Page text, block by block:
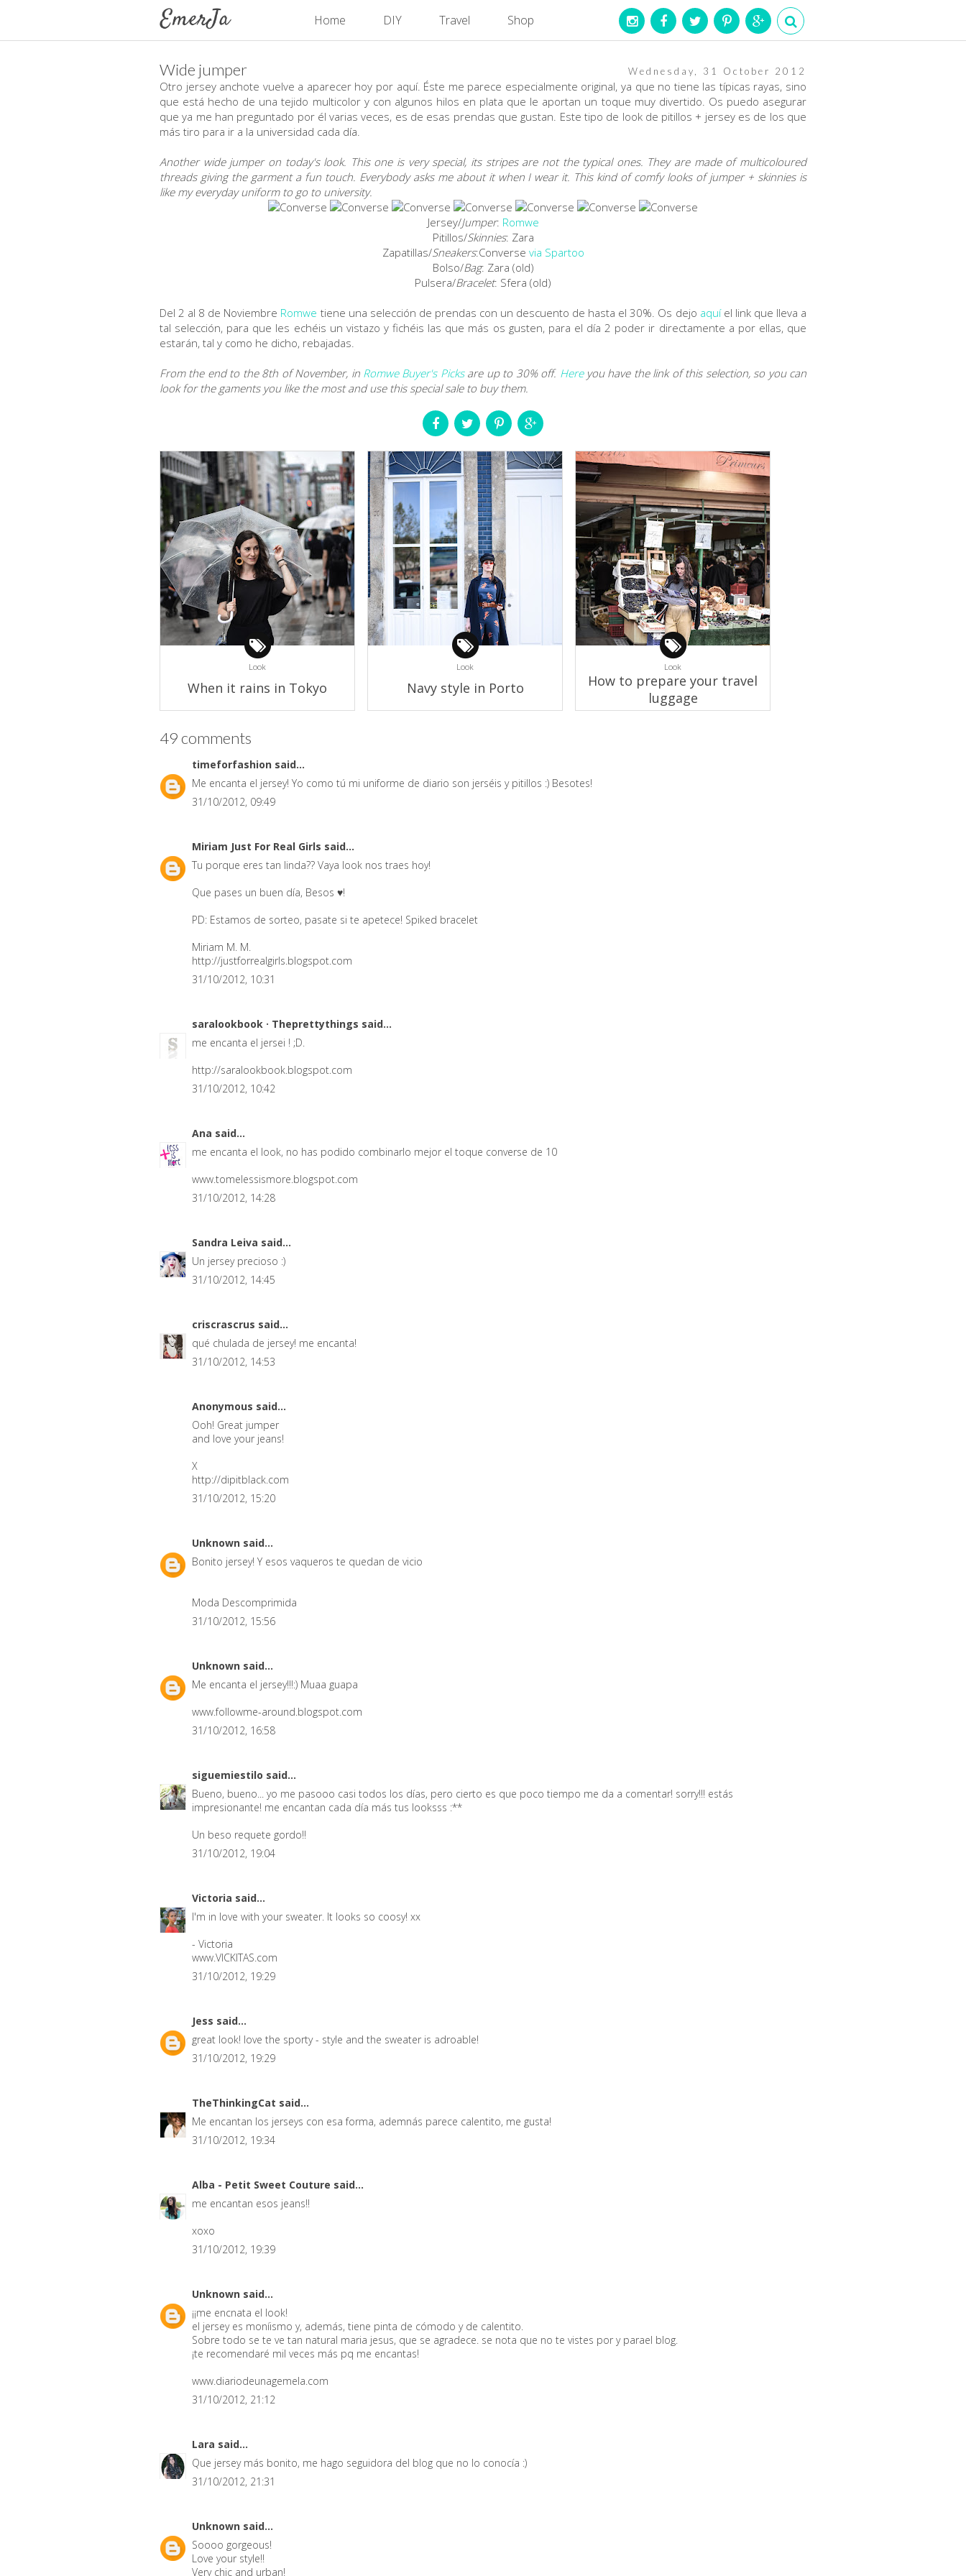
Home DIY Travel Shop
Wednesday, 31 October 2012
Wide jumper
Otro jersey anchote vuelve a aparecer hoy por aquí. Éste me parece especialmente original, ya que no tiene las típicas rayas, sino
que está hecho de una tejido multicolor y con algunos hilos en plata que le aportan un toque muy divertido. Os puedo asegurar
que ya me han preguntado por él varias veces, es de esas prendas que gustan. Este tipo de look de pitillos + jersey es de los que
más tiro para ir a la universidad cada día.
Another wide jumper on today's look. This one is very special, its stripes are not the typical ones. They are made of multicoloured
threads giving the garment a fun touch. Everybody asks me about it when I wear it. This kind of comfy looks of jumper + skinnies is
like my everyday uniform to go to university.
Jersey/Jumper: Romwe
Pitillos/Skinnies: Zara
Zapatillas/Sneakers:Converse via Spartoo
Bolso/Bag: Zara (old)
Pulsera/Bracelet: Sfera (old)
Del 2 al 8 de Noviembre Romwe tiene una selección de prendas con un descuento de hasta el 30%. Os dejo aquíel link que lleva a
tal selección, para que les echéis un vistazo y fichéis las que más os gusten, para el día 2 poder ir directamente a por ellas, que
estarán, tal y como he dicho, rebajadas.
From the end to the 8th of November, in Romwe Buyer's Picksare up to 30% off. Hereyou have the link of this selection, so you can
look for the gaments you like the most and use this special sale to buy them.
Look
When it rains in Tokyo
Look
Navy style in Porto
Look
How to prepare your travel
luggage
49 comments
timeforfashion said...
Me encanta el jersey! Yo como tú mi uniforme de diario son jerséis y pitillos :) Besotes!
31/10/2012, 09:49
Miriam Just For Real Girls said...
Tu porque eres tan linda?? Vaya look nos traes hoy!
Que pases un buen día, Besos ♥!
PD: Estamos de sorteo, pasate si te apetece! Spiked bracelet
Miriam M. M.
http://justforrealgirls.blogspot.com
31/10/2012, 10:31
saralookbook · Theprettythings said...
me encanta el jersei ! ;D.
http://saralookbook.blogspot.com
31/10/2012, 10:42
Ana said...
me encanta el look, no has podido combinarlo mejor el toque converse de 10
www.tomelessismore.blogspot.com
31/10/2012, 14:28
Sandra Leiva said...
Un jersey precioso :)
31/10/2012, 14:45
criscrascrus said...
qué chulada de jersey! me encanta!
31/10/2012, 14:53
Anonymous said...
Ooh! Great jumper
and love your jeans!
X
http://dipitblack.com
31/10/2012, 15:20
Unknown said...
Bonito jersey! Y esos vaqueros te quedan de vicio
Moda Descomprimida
31/10/2012, 15:56
Unknown said...
Me encanta el jersey!!!:) Muaa guapa
www.followme-around.blogspot.com
31/10/2012, 16:58
siguemiestilo said...
Bueno, bueno... yo me pasooo casi todos los días, pero cierto es que poco tiempo me da a comentar! sorry!!! estás
impresionante! me encantan cada día más tus looksss :**
Un beso requete gordo!!
31/10/2012, 19:04
Victoria said...
I'm in love with your sweater. It looks so coosy! xx
- Victoria
www.VICKITAS.com
31/10/2012, 19:29
Jess said...
great look! love the sporty - style and the sweater is adroable!
31/10/2012, 19:29
TheThinkingCat said...
Me encantan los jerseys con esa forma, ademnás parece calentito, me gusta!
31/10/2012, 19:34
Alba - Petit Sweet Couture said...
me encantan esos jeans!!
xoxo
31/10/2012, 19:39
Unknown said...
¡¡me encnata el look!
el jersey es moníismo y, además, tiene pinta de cómodo y de calentito.
Sobre todo se te ve tan natural maria jesus, que se agradece. se nota que no te vistes por y parael blog.
¡te recomendaré mil veces más pq me encantas!
www.diariodeunagemela.com
31/10/2012, 21:12
Lara said...
Que jersey más bonito, me hago seguidora del blog que no lo conocía :)
31/10/2012, 21:31
Unknown said...
Soooo gorgeous!
Love your style!!
Very chic and urban!